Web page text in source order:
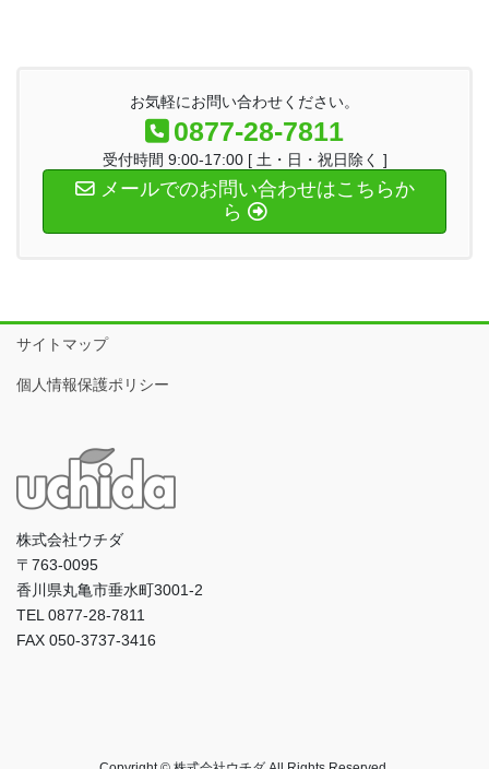
お気軽にお問い合わせください。
0877-28-7811
受付時間 9:00-17:00 [ 土・日・祝日除く ]
メールでのお問い合わせはこちらか
ら
サイトマップ
個人情報保護ポリシー
株式会社ウチダ
〒763-0095
香川県丸亀市垂水町3001-2
TEL 0877-28-7811
FAX 050-3737-3416